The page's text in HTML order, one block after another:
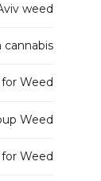
weed
Weed
Weed
Weed